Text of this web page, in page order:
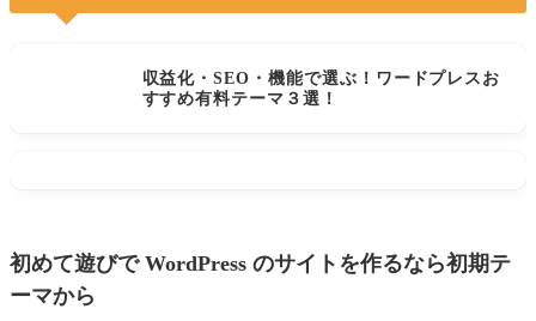
収益化・SEO・機能で選ぶ！ワードプレスお
すすめ有料テーマ３選！
初めて遊びで WordPress のサイトを作るなら初期テ
ーマから